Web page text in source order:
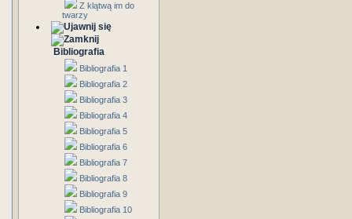
Z klątwą im do
twarzy
Bibliografia
Bibliografia 1
Bibliografia 2
Bibliografia 3
Bibliografia 4
Bibliografia 5
Bibliografia 6
Bibliografia 7
Bibliografia 8
Bibliografia 9
Bibliografia 10